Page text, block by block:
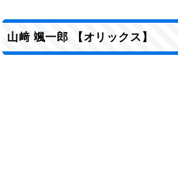
山﨑 颯一郎 【オリックス】